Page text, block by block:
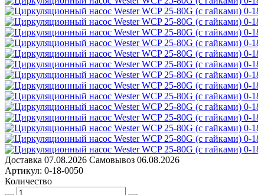
Доставка 07.08.2026 Самовывоз 06.08.2026
Артикул: 0-18-0050
Количество